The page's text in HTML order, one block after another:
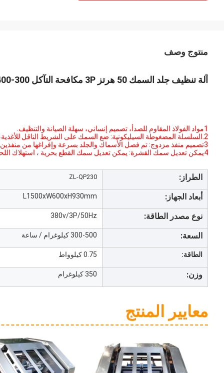
منتوج وصف
آلة تنظيف جلد السمك 50 هرتز 3P مكافحة التآكل 300-400 كجم / ساعة
1مواد الفولاذ المقاوم للصدأ، تصميم إنساني، سهلة الصيانة والتنظيف.
2.السلسلة المضغوطة السيليكونية: ضع السمك على الشريط الناقل للأغذية، ويمكن إصلاح المادة بسهولة وبأمان دون أيدي في عملية القشرة.
3تصميم منفذ مزدوج: تم فصل الأسماك والجلد بسرعة وإفراغها من منفذين مختلفين ، والعمل الفعال وتوفير الوقت.
4يمكن تعديل سمك القشرة: يمكن تعديل سمك القطع بحرية ، استهلاك اللحوم المواد صغيرة ، ومعدل القشرة مرتفع ، والمظهر النظيف والسلس
الطراز: ZL-QP230
أبعاد الجهاز: L1500xW600xH930mm
نوع مصدر الطاقة: 380v/3P/50Hz
السعة: 300-500 كيلوغرام / ساعة
الطاقة: 0.75 كيلوواط
وزن: 350 كيلوغرام
معايير المنتج